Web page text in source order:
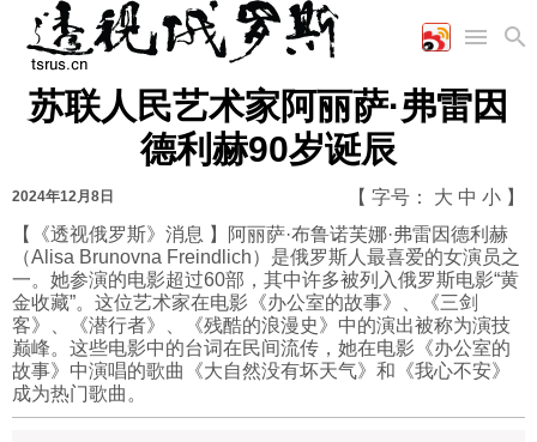
首页
国际
时政
军事
陆军
军事合作
评论
工业
能源
农业
美食
娱乐
图片新闻
漫画
视频
图表
苏联人民艺术家阿丽萨·弗雷因
德利赫90岁诞辰
2024年12月8日 【 字号： 大 中 小 】
【《透视俄罗斯》消息 】阿丽萨·布鲁诺芙娜·弗雷因德利赫
（Alisa Brunovna Freindlich）是俄罗斯人最喜爱的女演员之
一。她参演的电影超过60部，其中许多被列入俄罗斯电影“黄
金收藏”。这位艺术家在电影《办公室的故事》、《三剑
客》、《潜行者》、《残酷的浪漫史》中的演出被称为演技
巅峰。这些电影中的台词在民间流传，她在电影《办公室的
故事》中演唱的歌曲《大自然没有坏天气》和《我心不安》
成为热门歌曲。